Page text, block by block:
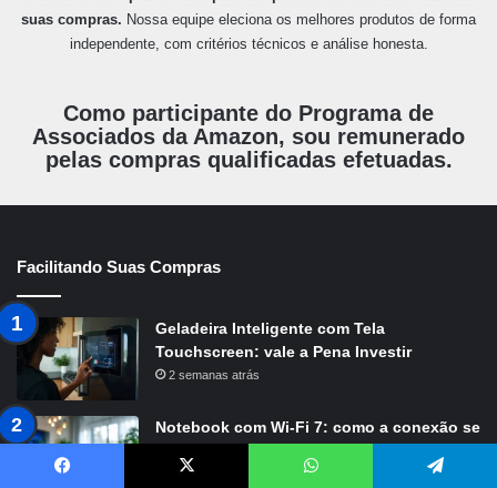
suas compras. Nossa equipe eleciona os melhores produtos de forma
independente, com critérios técnicos e análise honesta.
Como participante do Programa de
Associados da Amazon, sou remunerado
pelas compras qualificadas efetuadas.
Facilitando Suas Compras
Geladeira Inteligente com Tela
Touchscreen: vale a Pena Investir
2 semanas atrás
Notebook com Wi-Fi 7: como a conexão se
2 semanas atrás